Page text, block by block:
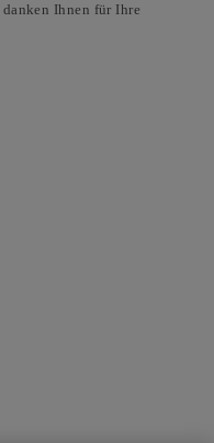
Ihnen für Ihre